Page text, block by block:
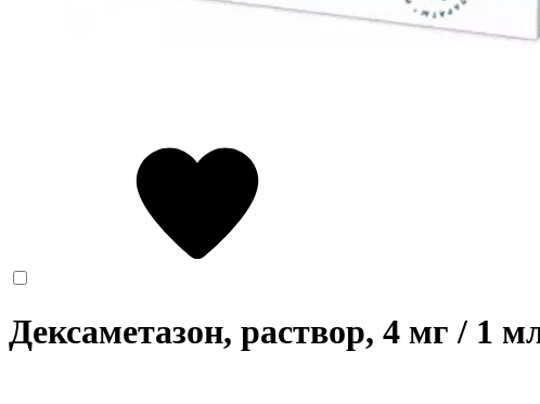
Дексаметазон, раствор, 4 мг / 1